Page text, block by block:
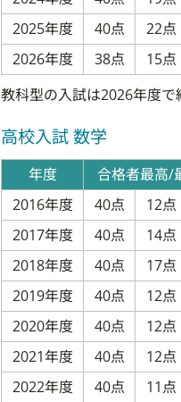
2025年度
40点 22点
2026年度
38点 15点
教科型の入試は2026年度で
高校入試 数学
年度 合格者最高/
2016年度
40点 12点
2017年度
40点 14点
2018年度
40点 17点
2019年度
40点 12点
2020年度
40点 12点
2021年度
40点 12点
2022年度
40点 11点